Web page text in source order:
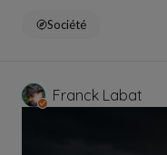
Société
Franck Labat